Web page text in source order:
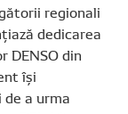
regionali
dedicarea
DENSO din
își
a urma